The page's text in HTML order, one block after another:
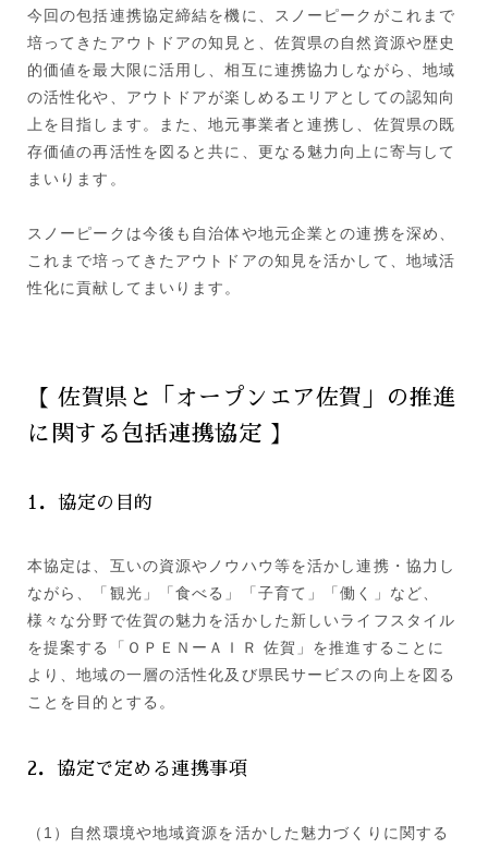
今回の包括連携協定締結を機に、スノーピークがこれまで
培ってきたアウトドアの知見と、佐賀県の自然資源や歴史
的価値を最大限に活用し、相互に連携協力しながら、地域
の活性化や、アウトドアが楽しめるエリアとしての認知向
上を目指します。また、地元事業者と連携し、佐賀県の既
存価値の再活性を図ると共に、更なる魅力向上に寄与して
まいります。
スノーピークは今後も自治体や地元企業との連携を深め、
これまで培ってきたアウトドアの知見を活かして、地域活
性化に貢献してまいります。
【 佐賀県と「オープンエア佐賀」の推進
に関する包括連携協定 】
1．協定の目的
本協定は、互いの資源やノウハウ等を活かし連携・協力し
ながら、「観光」「食べる」「子育て」「働く」など、
様々な分野で佐賀の魅力を活かした新しいライフスタイル
を提案する「ＯＰＥＮーＡＩＲ 佐賀」を推進することに
より、地域の一層の活性化及び県民サービスの向上を図る
ことを目的とする。
2．協定で定める連携事項
（1）自然環境や地域資源を活かした魅力づくりに関する